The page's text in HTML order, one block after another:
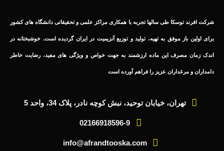
شرکت افرند توسکا طی سالها تجربه با همکاری مراکز علمی و تحقیقاتی دانشگاه های کشور
برای اولین باز موفق به تهیه، تولید و توزیع آنزیمیت در ایران گردیده است. خوشبختانه در
اندک زمان مصرف این ماده ارزشمند به جهت خواص و ویژگی های مفید، رضایت خاطر
دامداران و مرغداران عزیز را فراهم آورده است
تهران، خیابان توحید، نبش کوچه نادر، پلاک 34، واحد 5
02166918596-9
info@afrandtooska.com